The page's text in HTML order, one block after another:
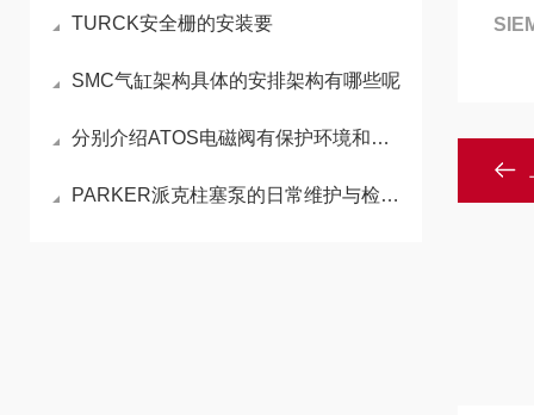
TURCK安全栅的安装要
SMC气缸架构具体的安排架构有哪些呢
分别介绍ATOS电磁阀有保护环境和节约能源的作用
PARKER派克柱塞泵的日常维护与检查修理